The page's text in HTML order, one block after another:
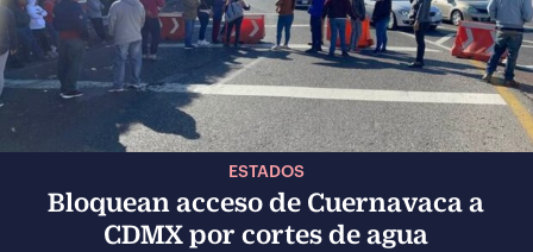
ESTADOS
Bloquean acceso de Cuernavaca a
CDMX por cortes de agua